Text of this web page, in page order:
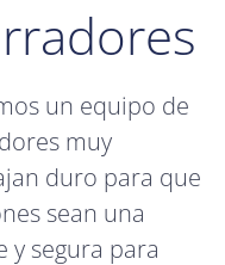
un equipo de
muy
duro para que
sean una
y segura para